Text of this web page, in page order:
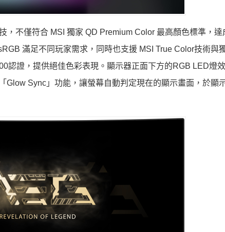
，不僅符合 MSI 獨家 QD Premium Color 最高顏色標準，達
滿足不同玩家需求，同時也支援 MSI True Color技術與
認證，提供絕佳色彩表現。顯示器正面下方的RGB LED燈
Glow Sync」功能，讓螢幕自動判定現在的顯示畫面，於顯